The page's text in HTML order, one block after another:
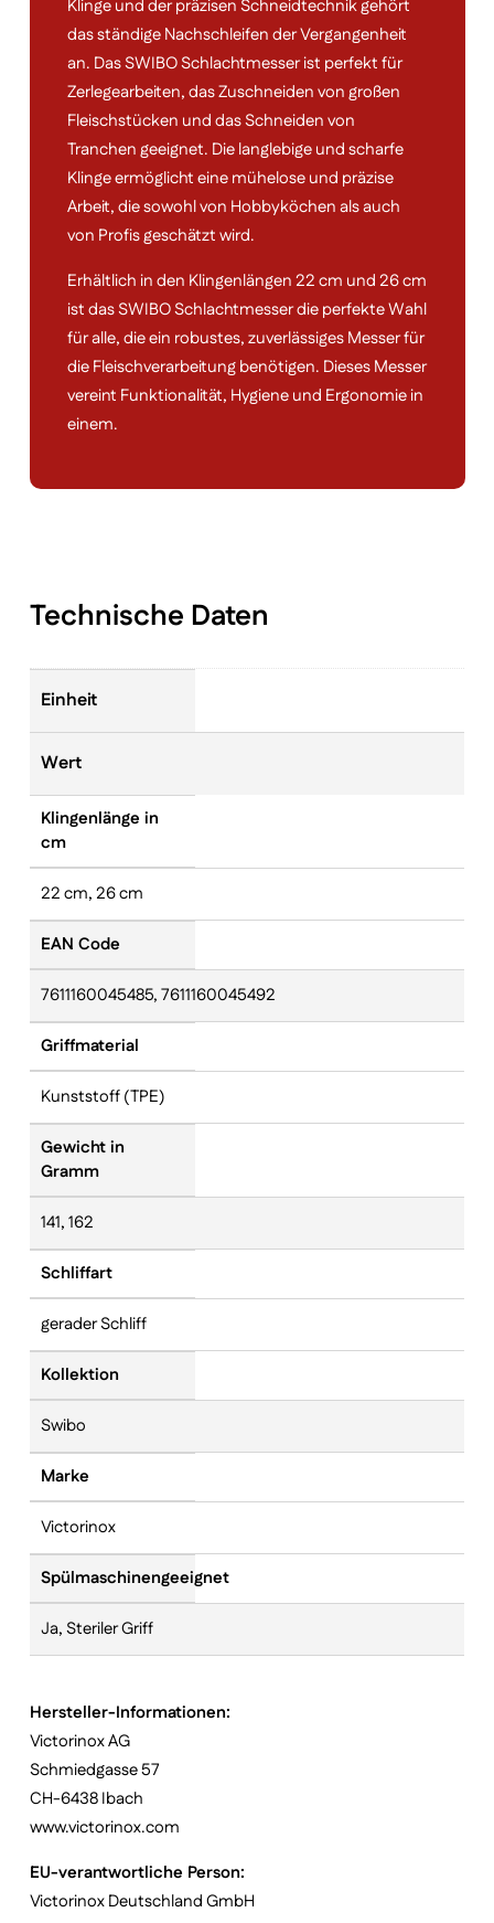
Klinge und der präzisen Schneidtechnik gehört
das ständige Nachschleifen der Vergangenheit
an. Das SWIBO Schlachtmesser ist perfekt für
Zerlegearbeiten, das Zuschneiden von großen
Fleischstücken und das Schneiden von
Tranchen geeignet. Die langlebige und scharfe
Klinge ermöglicht eine mühelose und präzise
Arbeit, die sowohl von Hobbyköchen als auch
von Profis geschätzt wird.
Erhältlich in den Klingenlängen 22 cm und 26 cm
ist das SWIBO Schlachtmesser die perfekte Wahl
für alle, die ein robustes, zuverlässiges Messer für
die Fleischverarbeitung benötigen. Dieses Messer
vereint Funktionalität, Hygiene und Ergonomie in
einem.
Technische Daten
Einheit
Wert
Klingenlänge in
cm
22 cm, 26 cm
EAN Code
7611160045485, 7611160045492
Griffmaterial
Kunststoff (TPE)
Gewicht in
Gramm
141, 162
Schliffart
gerader Schliff
Kollektion
Swibo
Marke
Victorinox
Spülmaschinengeeignet
Ja, Steriler Griff
Hersteller-Informationen:
Victorinox AG
Schmiedgasse 57
CH-6438 Ibach
www.victorinox.com
EU-verantwortliche Person:
Victorinox Deutschland GmbH